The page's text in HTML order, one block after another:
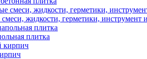
жидкости, герметики, инструмент
плитка